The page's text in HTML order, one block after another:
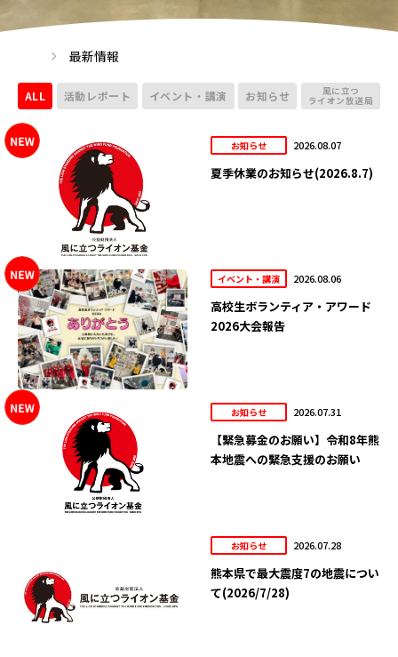
最新情報
ALL 活動レポート イベント・講演 お知らせ 風に立つ
ライオン放送局
お知らせ 2026.08.07
夏季休業のお知らせ(2026.8.7)
イベント・講演 2026.08.06
高校生ボランティア・アワード
2026大会報告
お知らせ 2026.07.31
【緊急募金のお願い】令和8年熊
本地震への緊急支援のお願い
お知らせ 2026.07.28
熊本県で最大震度7の地震につい
て(2026/7/28)